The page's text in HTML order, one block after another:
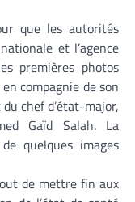
que les autorités
et l’agence
premières photos
compagnie de son
chef d’état-major,
Gaïd Salah. La
quelques images
de mettre fin aux